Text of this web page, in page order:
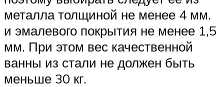
металла толщиной не менее 4 мм.
и эмалевого покрытия не менее 1,5
мм. При этом вес качественной
ванны из стали не должен быть
меньше 30 кг.